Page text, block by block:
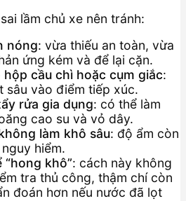
lầm chủ xe nên tránh:
nóng: vừa thiếu an toàn, vừa
ứng kém và để lại cặn.
cầu chì hoặc cụm giắc:
sâu vào điểm tiếp xúc.
rửa gia dụng: có thể làm
cao su và vỏ dây.
làm khô sâu: độ ẩm còn
hiểm.
khô”: cách này không
tra thủ công, thậm chí còn
đoán hơn nếu nước đã lọt